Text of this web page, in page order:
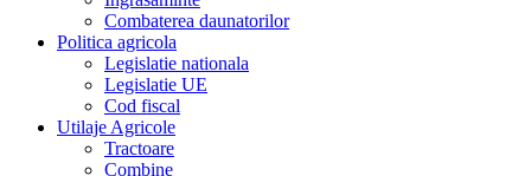
Combaterea daunatorilor
Politica agricola
Legislatie nationala
Legislatie UE
Cod fiscal
Utilaje Agricole
Tractoare
Combine